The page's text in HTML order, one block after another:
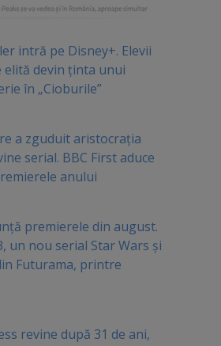
intră pe Disney+. Elevii
elită devin ținta unui
în „Cioburile”
a zguduit aristocrația
serial. BBC First aduce
anului
premierele din august.
un nou serial Star Wars și
Futurama, printre
revine după 31 de ani,